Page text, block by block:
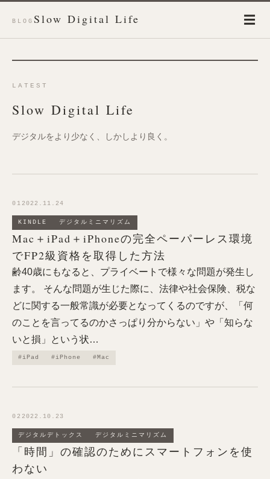
BLOG Slow Digital Life ☰
LATEST
Slow Digital Life
デジタルをより少なく、しかしより良く。
01 2022.11.24
KINDLE デジタルミニマリズム
Mac＋iPad＋iPhoneの完全ペーパーレス環境
でFP2級資格を取得した方法
齢40歳にもなると、プライベートで様々な問題が発生し
ます。 そんな問題が生じた際に、法律や社会保険、税な
どに関する一般常識が必要となってくるのですが、「何
のことを言ってるのかさっぱり分からない」や「知らな
いと損」という状…
#iPad #iPhone #Mac
02 2022.10.23
デジタルデトックス デジタルミニマリズム
「時間」の確認のためにスマートフォンを使
わない